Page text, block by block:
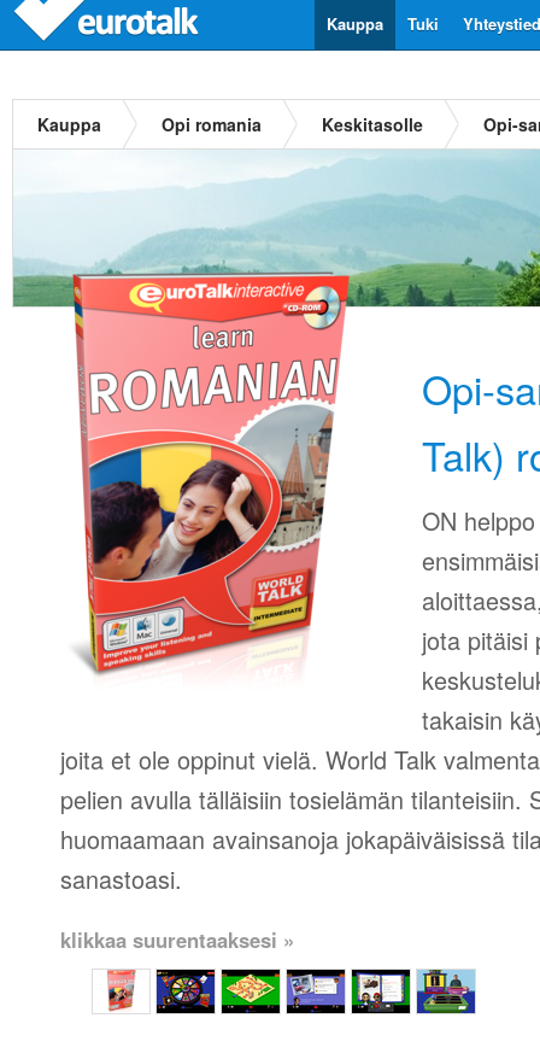
Tuki
Kauppa
Kauppa Opi romania Keskitasolle Opi-
Opi-
Talk)
ON
jota pitäisi
takaisin
joita et ole oppinut vielä. World Talk
pelien avulla tälläisiin tosielämän tilanteisiin.
huomaamaan avainsanoja jokapäiväisissä
sanastoasi.
klikkaa suurentaaksesi »